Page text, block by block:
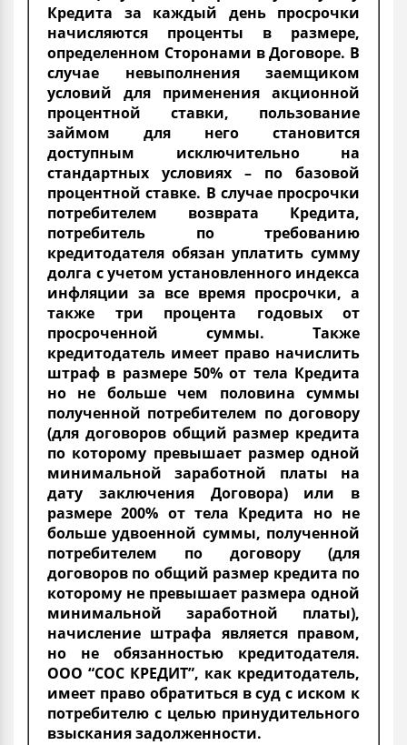
Кредита за каждый день просрочки
начисляются проценты в размере,
определенном Сторонами в Договоре. В
случае невыполнения заемщиком
условий для применения акционной
процентной ставки, пользование
займом для него становится
доступным исключительно на
стандартных условиях – по базовой
процентной ставке. В случае просрочки
потребителем возврата Кредита,
потребитель по требованию
кредитодателя обязан уплатить сумму
долга с учетом установленного индекса
инфляции за все время просрочки, а
также три процента годовых от
просроченной суммы. Также
кредитодатель имеет право начислить
штраф в размере 50% от тела Кредита
но не больше чем половина суммы
полученной потребителем по договору
(для договоров общий размер кредита
по которому превышает размер одной
минимальной заработной платы на
дату заключения Договора) или в
размере 200% от тела Кредита но не
больше удвоенной суммы, полученной
потребителем по договору (для
договоров по общий размер кредита по
которому не превышает размера одной
минимальной заработной платы),
начисление штрафа является правом,
но не обязанностью кредитодателя.
ООО “СОС КРЕДИТ”, как кредитодатель,
имеет право обратиться в суд с иском к
потребителю с целью принудительного
взыскания задолженности.